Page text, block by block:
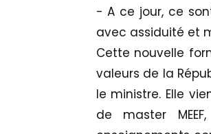
- A ce jour, ce
avec assiduité et
Cette nouvelle
valeurs de la
le ministre. Elle
de master